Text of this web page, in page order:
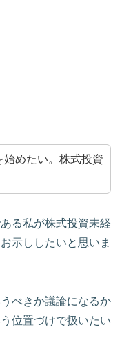
めたい。株式投資
る私が株式投資未経
示ししたいと思いま
べきか議論になるか
位置づけで扱いたい